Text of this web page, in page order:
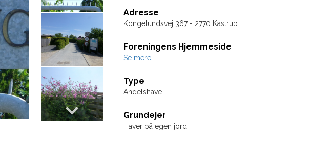
Adresse
Kongelundsvej 367 - 2770 Kastrup
Foreningens Hjemmeside
Se mere
Type
Andelshave
Grundejer
Haver på egen jord